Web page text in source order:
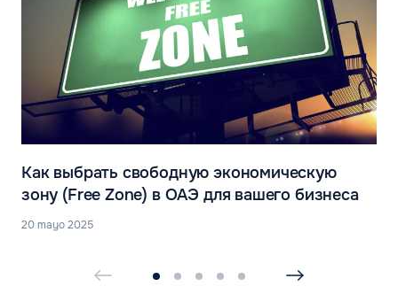
Как выбрать свободную экономическую
зону (Free Zone) в ОАЭ для вашего бизнеса
20 mayo 2025